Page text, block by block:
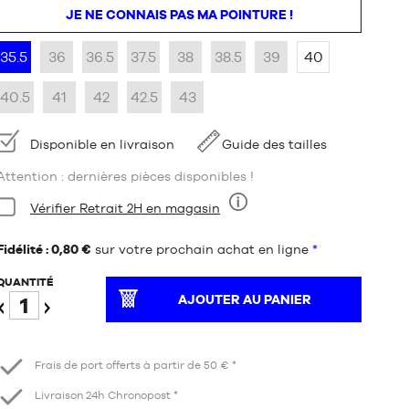
JE NE CONNAIS PAS MA POINTURE !
35.5 36 36.5 37.5 38 38.5 39 40
40.5 41 42 42.5 43
Disponible en livraison Guide des tailles
: dernières pièces disponibles !
Vérifier Retrait 2H en magasin
: 0,80 € sur votre prochain achat en ligne *
AJOUTER AU PANIER
Frais de port offerts à partir de 50 € *
Livraison 24h Chronopost *